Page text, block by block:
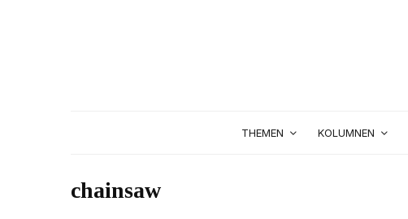
THEMEN KOLUMNEN
chainsaw